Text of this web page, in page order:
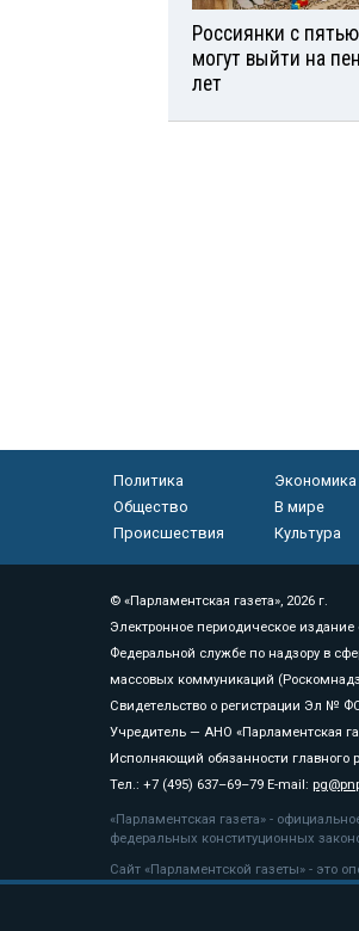
Россиянки с
могут выйти на
лет
Политика
Экономика
Общество
В мире
Происшествия
Культура
© «Парламентская газета», 2026 г.
Электронное периодическое издание
Федеральной службе по надзору в
массовых коммуникаций
Свидетельство о регистрации Эл №
Учредитель — АНО «Парламентская
Исполняющий обязанности главного
Тел.: +7 (495) 637–69–79 E-mail:
«Парламентская газета» -
федеральных конституционных
Сайт «Парламентской газеты» - это
«Парламентской газеты» активная